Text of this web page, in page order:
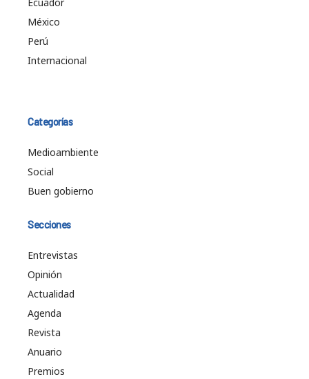
Ecuador
México
Perú
Internacional
Categorías
Medioambiente
Social
Buen gobierno
Secciones
Entrevistas
Opinión
Actualidad
Agenda
Revista
Anuario
Premios